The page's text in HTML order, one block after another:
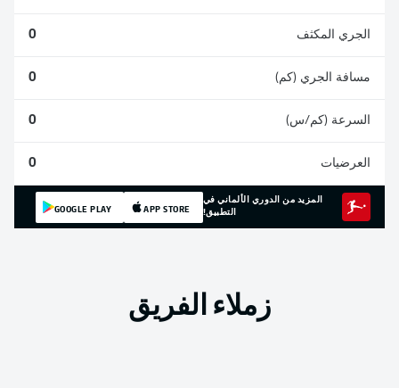
الجري المكثف 0
مسافة الجري (كم) 0
السرعة (كم/س) 0
العرضيات 0
المزيد من الدوري الألماني في
التطبيق!
APP STORE
GOOGLE PLAY
زملاء الفريق